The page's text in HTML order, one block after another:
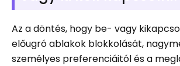
Az a döntés, hogy be- vagy
előugró ablakok blokkolását,
személyes preferenciáitól és a